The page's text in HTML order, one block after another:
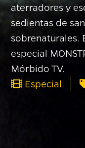
aterradores y
sedientas de
sobrenaturales.
especial
Mórbido TV.
Especial